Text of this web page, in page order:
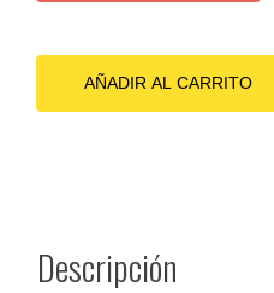
Curso
redacción
AÑADIR AL CARRITO
Descripción